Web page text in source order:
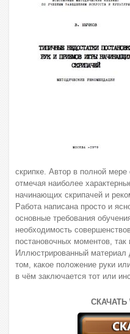
скрипке. Автор в полной
отмечая наиболее
начинающих скрипачей и
Работа написана просто и
основные требования
необходимость
постановочных моментов,
Иллюстрированный материал
том, какое положение руки
в чём заключается тот или
СКАЧАТЬ